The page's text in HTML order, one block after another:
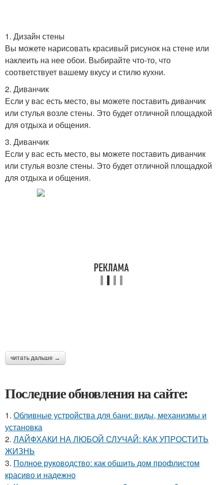
1. Дизайн стены
Вы можете нарисовать красивый рисунок на стене или
наклеить на нее обои. Выбирайте что-то, что
соответствует вашему вкусу и стилю кухни.
2. Диванчик
Если у вас есть место, вы можете поставить диванчик
или стулья возле стены. Это будет отличной площадкой
для отдыха и общения.
3. Диванчик
Если у вас есть место, вы можете поставить диванчик
или стулья возле стены. Это будет отличной площадкой
для отдыха и общения.
читать дальше →
Последние обновления на сайте:
1. Обливные устройства для бани: виды, механизмы и
установка
2. ЛАЙФХАКИ НА ЛЮБОЙ СЛУЧАЙ: КАК УПРОСТИТЬ
ЖИЗНЬ
3. Полное руководство: как обшить дом профлистом
красиво и надежно